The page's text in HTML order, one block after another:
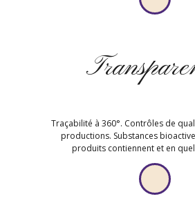
Traçabilité à 360°. Contrôles de
productions. Substances
produits contiennent et en